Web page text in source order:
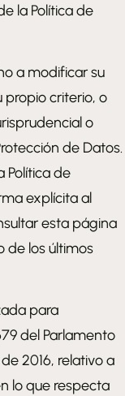
la Política de
a modificar su
propio criterio, o
o
de Datos.
Política de
explícita al
esta página
de los últimos
para
del Parlamento
2016, relativo a
lo que respecta